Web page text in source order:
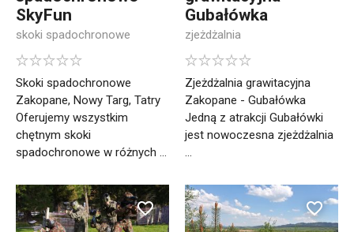
SkyFun
skoki spadochronowe
Skoki spadochronowe
Zakopane, Nowy Targ, Tatry
Oferujemy wszystkim
chętnym skoki
spadochronowe w różnych ...
Gubałówka
zjeżdżalnia
Zjeżdżalnia grawitacyjna
Zakopane - Gubałówka
Jedną z atrakcji Gubałówki
jest nowoczesna zjeżdżalnia
...